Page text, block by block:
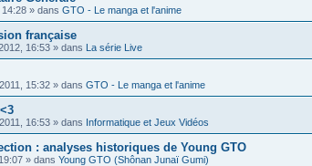
14:28 » dans GTO - Le manga et l'anime
française
16:53 » dans La série Live
15:32 » dans GTO - Le manga et l'anime
16:53 » dans Informatique et Jeux Vidéos
: analyses historiques de Young GTO
» dans Young GTO (Shônan Junaï Gumi)